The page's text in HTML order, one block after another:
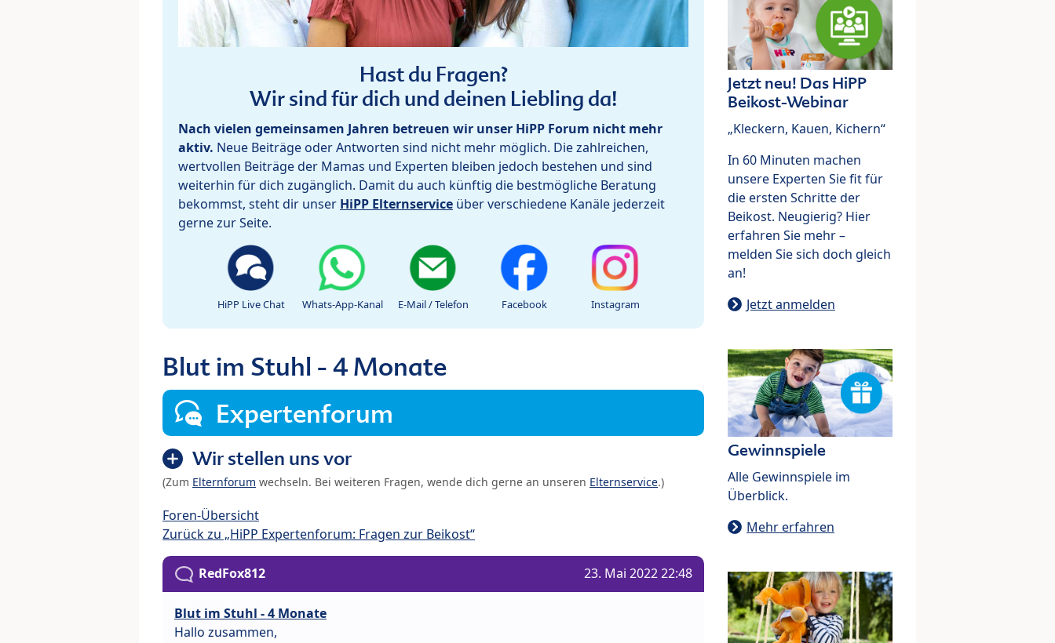
Hast du Fragen?
Wir sind für dich und deinen Liebling da!
Nach vielen gemeinsamen Jahren betreuen wir unser HiPP Forum nicht mehr
aktiv. Neue Beiträge oder Antworten sind nicht mehr möglich. Die zahlreichen,
wertvollen Beiträge der Mamas und Experten bleiben jedoch bestehen und sind
weiterhin für dich zugänglich. Damit du auch künftig die bestmögliche Beratung
bekommst, steht dir unser HiPP Elternservice über verschiedene Kanäle jederzeit
gerne zur Seite.
HiPP Live Chat Whats-App-Kanal E-Mail / Telefon Facebook Instagram
Blut im Stuhl - 4 Monate
Expertenforum
Wir stellen uns vor
(Zum Elternforum wechseln. Bei weiteren Fragen, wende dich gerne an unseren Elternservice.)
Foren-Übersicht
Zurück zu „HiPP Expertenforum: Fragen zur Beikost“
RedFox812 23. Mai 2022 22:48
Blut im Stuhl - 4 Monate
Hallo zusammen,
Jetzt neu! Das HiPP
Beikost-Webinar
„Kleckern, Kauen, Kichern“
In 60 Minuten machen
unsere Experten Sie fit für
die ersten Schritte der
Beikost. Neugierig? Hier
erfahren Sie mehr –
melden Sie sich doch gleich
an!
Jetzt anmelden
Gewinnspiele
Alle Gewinnspiele im
Überblick.
Mehr erfahren